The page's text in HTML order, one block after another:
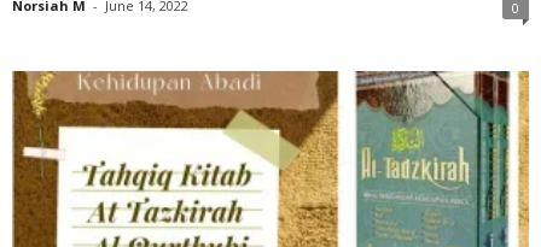
Norsiah M - June 14, 2022 0